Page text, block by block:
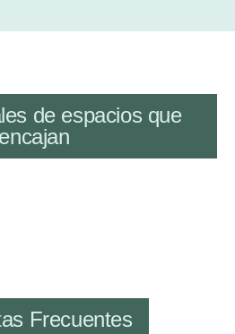
de espacios que
encajan
Frecuentes